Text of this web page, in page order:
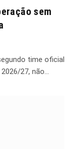
sem
time oficial
27, não…